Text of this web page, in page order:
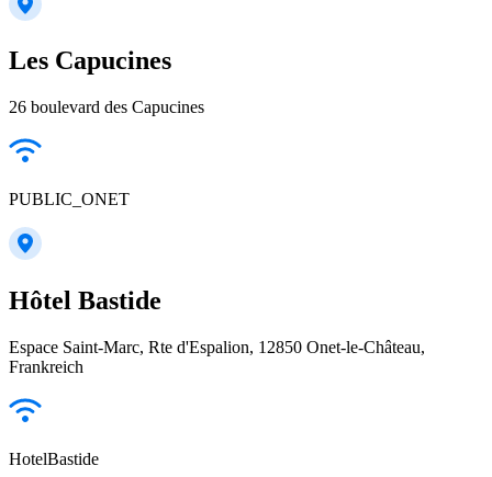
Les Capucines
26 boulevard des Capucines
PUBLIC_ONET
Hôtel Bastide
Espace Saint-Marc, Rte d'Espalion, 12850 Onet-le-Château,
Frankreich
HotelBastide